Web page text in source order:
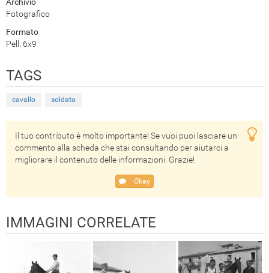
Fotografico
Formato
Pell. 6x9
TAGS
cavallo soldato
Il tuo contributo è molto importante! Se vuoi puoi lasciare un
commento alla scheda che stai consultando per aiutarci a
migliorare il contenuto delle informazioni. Grazie!
Okay
IMMAGINI CORRELATE